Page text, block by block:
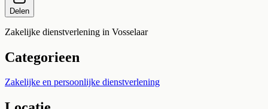
Delen
Zakelijke dienstverlening in Vosselaar
Categorieen
Zakelijke en persoonlijke dienstverlening